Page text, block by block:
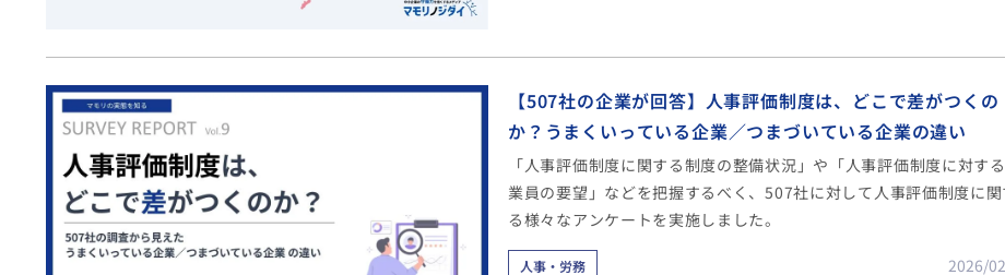
【507社の企業が回答】人事評価制度は、どこで差がつくの
か？うまくいっている企業／つまづいている企業の違い
「人事評価制度に関する制度の整備状況」や「人事評価制度に対す
業員の要望」などを把握するべく、507社に対して人事評価制度に関
る様々なアンケートを実施しました。
人事・労務 2026/